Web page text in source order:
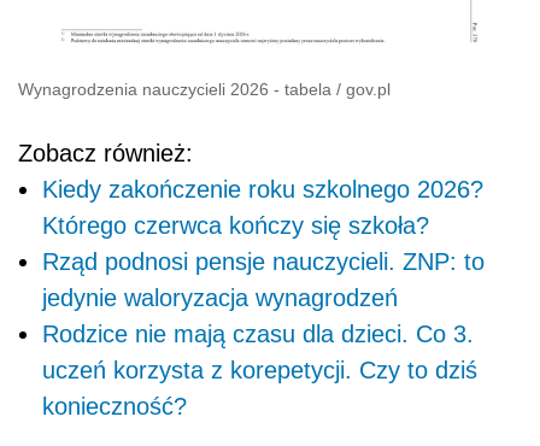
Wynagrodzenia nauczycieli 2026 - tabela / gov.pl
Zobacz również:
Kiedy zakończenie roku szkolnego 2026?
Którego czerwca kończy się szkoła?
Rząd podnosi pensje nauczycieli. ZNP: to
jedynie waloryzacja wynagrodzeń
Rodzice nie mają czasu dla dzieci. Co 3.
uczeń korzysta z korepetycji. Czy to dziś
konieczność?